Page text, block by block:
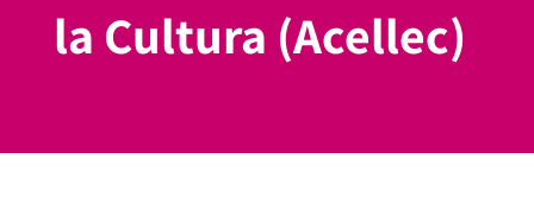
la Cultura (Acellec)